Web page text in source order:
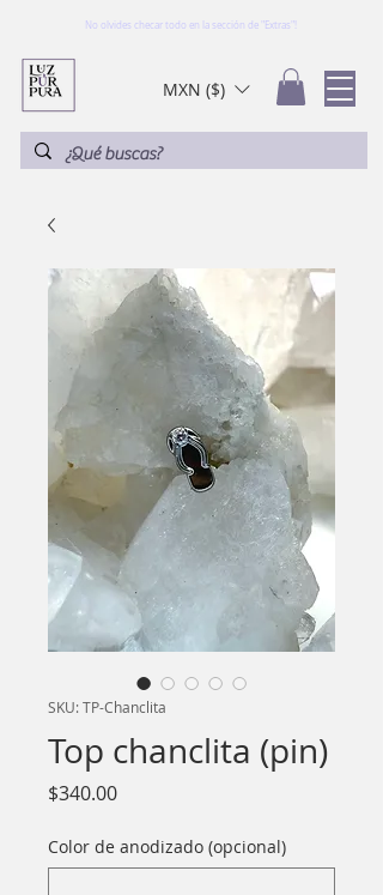
No olvides checar todo en la sección de "Extras"!
MXN ($)
SKU: TP-Chanclita
Top chanclita (pin)
$340.00Precio
Color de anodizado (opcional)